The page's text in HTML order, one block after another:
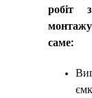
робіт
монтажу
саме: